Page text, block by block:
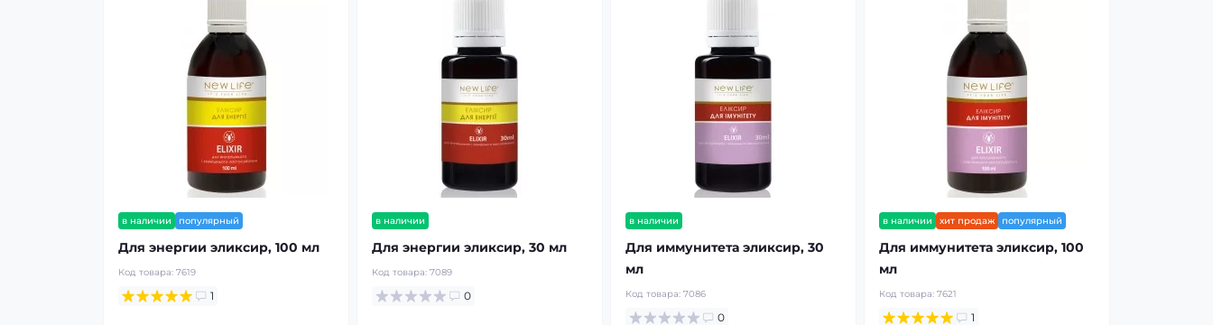
в наличии популярный
Для энергии эликсир, 100 мл
Код товара: 7619
1
в наличии
Для энергии эликсир, 30 мл
Код товара: 7089
0
в наличии
Для иммунитета эликсир, 30
мл
Код товара: 7086
0
в наличии хит продаж популярный
Для иммунитета эликсир, 100
мл
Код товара: 7621
1